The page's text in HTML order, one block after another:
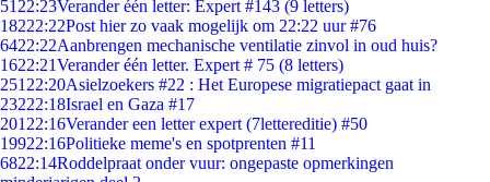
51 22:23Verander één letter: Expert #143 (9 letters)
18222:22Post hier zo vaak mogelijk om 22:22 uur #76
6422:22Aanbrengen mechanische ventilatie zinvol in oud huis?
1622:21Verander één letter. Expert # 75 (8 letters)
251 22:20Asielzoekers #22 : Het Europese migratiepact gaat in
23222:18Israel en Gaza #17
201 22:16Verander een letter expert (7lettereditie) #50
19922:16Politieke meme's en spotprenten #11
6822:14Roddelpraat onder vuur: ongepaste opmerkingen